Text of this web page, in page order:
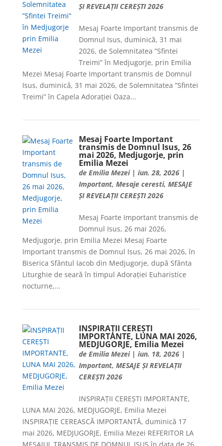
ȘI REVELAȚII CEREȘTI 2026
Mesaj Foarte Important transmis de
Domnul Isus, duminică, 31 mai
2026, de Solemnitatea ”Sfintei
Treimi” în Medjugorje, prin Emilia
Mezei Mesaj Foarte Important transmis de Domnul
Isus, duminică, 31 mai 2026, de Solemnitatea ”Sfintei
Treimi” în Capela Adorației Oaza...
Mesaj Foarte Important
transmis de Domnul Isus, 26
mai 2026, Medjugorje, prin
Emilia Mezei
deEmilia Mezei|iun. 28, 2026 |
Important,Mesaje ceresti,MESAJE
ȘI REVELAȚII CEREȘTI 2026
Mesaj Foarte Important transmis de
Domnul Isus, 26 mai 2026,
Medjugorje, prin Emilia Mezei Mesaj Foarte
Important transmis de Domnul Isus, 26 mai 2026, în
Biserica Sfântul Iacob din Medjugorje, după Sfânta
Liturghie de seară în timpul Adorației Euharistice
nocturne,...
INSPIRAȚII CEREȘTI
IMPORTANTE, LUNA MAI 2026,
MEDJUGORJE, Emilia Mezei
deEmilia Mezei|iun. 18, 2026 |
Important,MESAJE ȘI REVELAȚII
CEREȘTI 2026
INSPIRAȚII CEREȘTI IMPORTANTE,
LUNA MAI 2026, MEDJUGORJE, Emilia Mezei
INSPIRAȚIE CEREASCĂ IMPORTANTĂ, duminică 17
mai 2026, MEDJUGORJE, Emilia Mezei REFERITOR LA